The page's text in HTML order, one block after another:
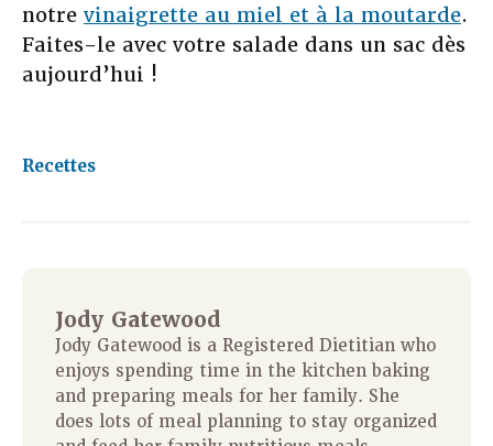
notre vinaigrette au miel et à la moutarde.
Faites-le avec votre salade dans un sac dès
aujourd’hui !
Recettes
Jody Gatewood
Jody Gatewood is a Registered Dietitian who
enjoys spending time in the kitchen baking
and preparing meals for her family. She
does lots of meal planning to stay organized